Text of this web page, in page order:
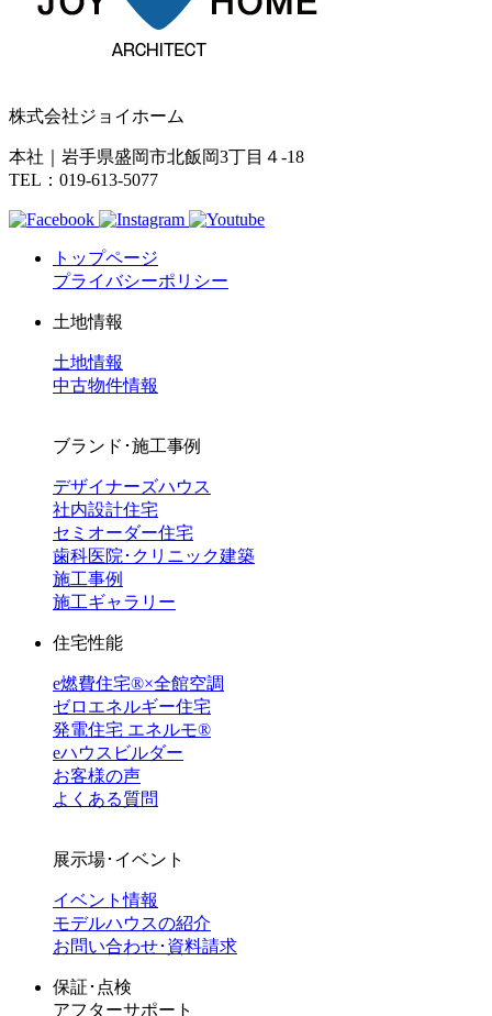
株式会社ジョイホーム
本社｜岩手県盛岡市北飯岡3丁目４-18
TEL：019-613-5077
トップページ
プライバシーポリシー
土地情報
土地情報
中古物件情報
ブランド･施工事例
デザイナーズハウス
社内設計住宅
セミオーダー住宅
歯科医院･クリニック建築
施工事例
施工ギャラリー
住宅性能
e燃費住宅®︎×全館空調
ゼロエネルギー住宅
発電住宅 エネルモ®
eハウスビルダー
お客様の声
よくある質問
展示場･イベント
イベント情報
モデルハウスの紹介
お問い合わせ･資料請求
保証･点検
アフターサポート